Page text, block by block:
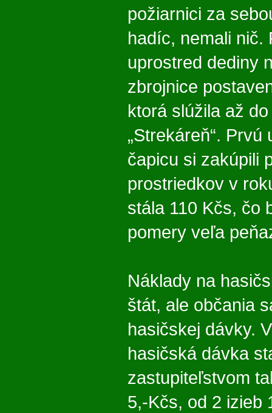
požiarnici za
hadíc, nemali nič.
uprostred dediny
zbrojnice
ktorá slúžila až
„Strekáreň“.
čapicu si zakúpili
prostriedkov v
stála 110 Kčs, čo
pomery veľa
Náklady na
štát, ale občania
hasičskej dávky.
hasičská dávka
zastupiteľstvom
5,-Kčs, od 2 izieb